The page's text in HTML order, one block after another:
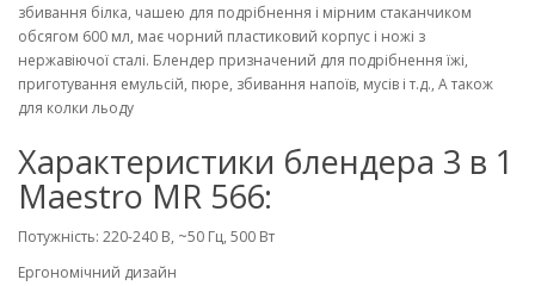
збивання білка, чашею для подрібнення і мірним стаканчиком
обсягом 600 мл, має чорний пластиковий корпус і ножі з
нержавіючої сталі. Блендер призначений для подрібнення їжі,
приготування емульсій, пюре, збивання напоїв, мусів і т.д., А також
для колки льоду
Характеристики блендера 3 в 1
Maestro MR 566:
Потужність: 220-240 В, ~50 Гц, 500 Вт
Ергономічний дизайн